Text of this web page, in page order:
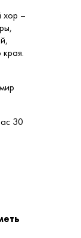
хор –
края.
30